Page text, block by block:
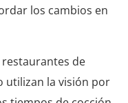
los cambios en
restaurantes de
utilizan la visión por